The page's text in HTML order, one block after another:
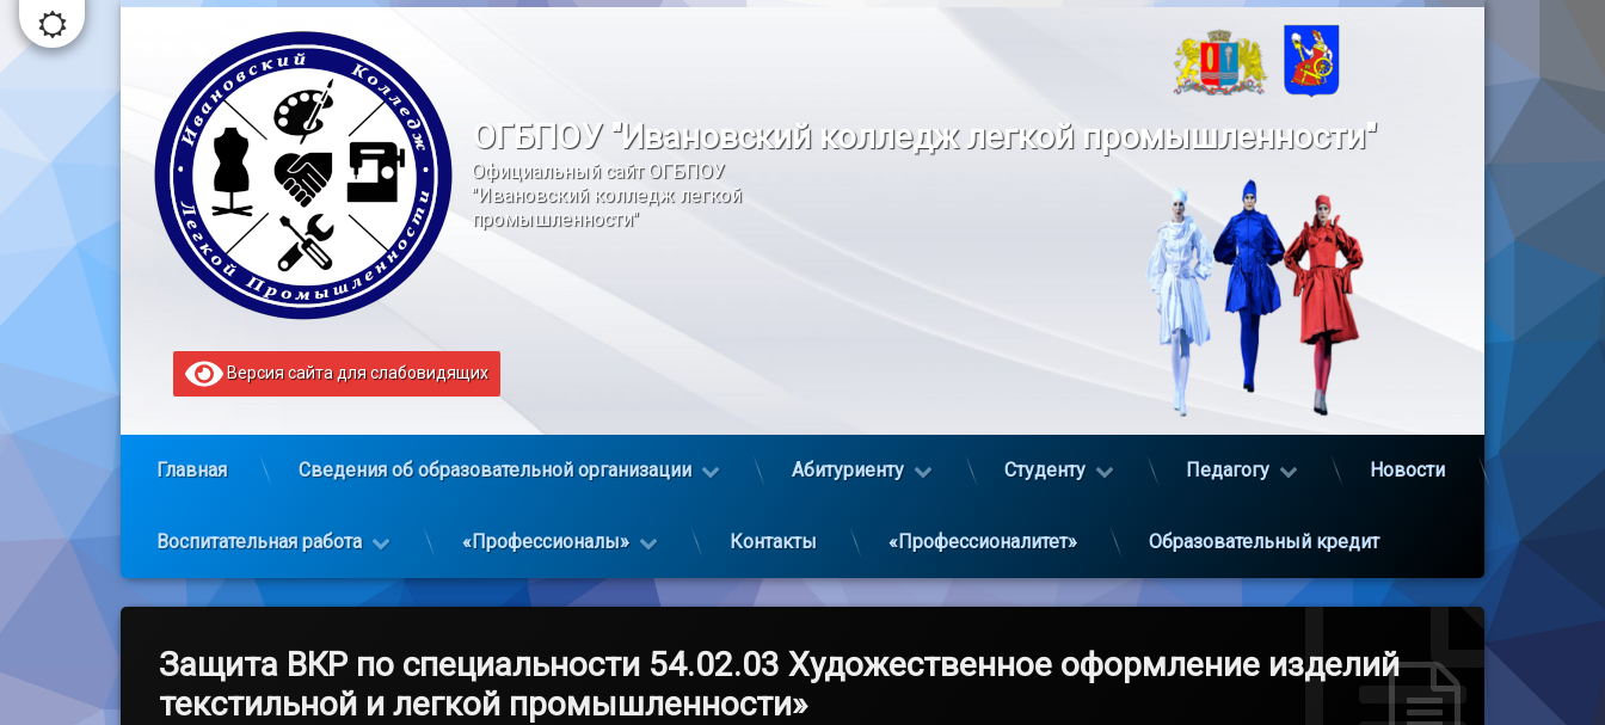
Перейти
содержимому
ОГБПОУ "Ивановский колледж легкой промышленности"
Официальный сайт ОГБПОУ
"Ивановский колледж легкой
промышленности"
Версия сайта для слабовидящих
Главная Сведения об образовательной организации Абитуриенту Студенту Педагогу Новости
Воспитательная работа «Профессионалы» Контакты «Профессионалитет» Образовательный кредит
Защита ВКР по специальности 54.02.03 Художественное оформление изделий
текстильной и легкой промышленности»